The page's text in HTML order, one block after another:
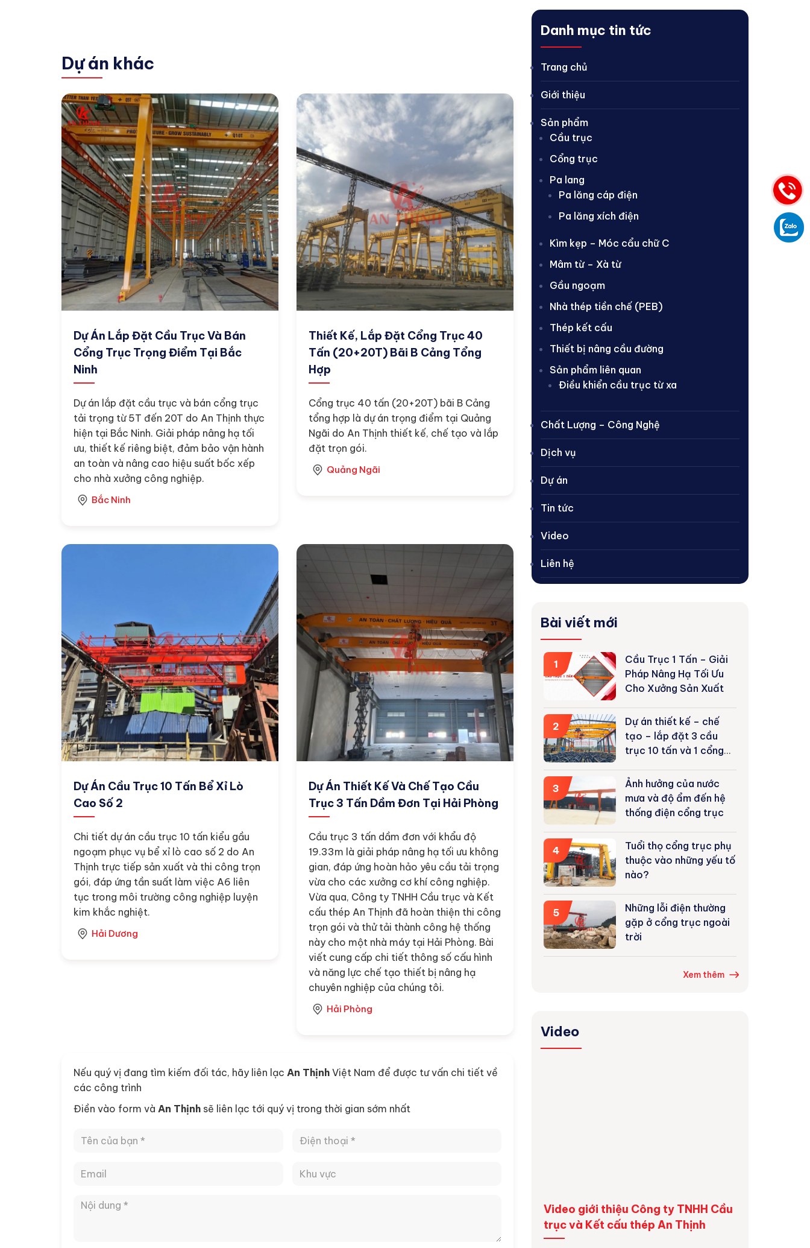
Dự án khác
Dự Án Lắp Đặt Cầu Trục Và Bán
Cổng Trục Trọng Điểm Tại Bắc
Ninh
Dự án lắp đặt cầu trục và bán cổng trục
tải trọng từ 5T đến 20T do An Thịnh thực
hiện tại Bắc Ninh. Giải pháp nâng hạ tối
ưu, thiết kế riêng biệt, đảm bảo vận hành
an toàn và nâng cao hiệu suất bốc xếp
cho nhà xưởng công nghiệp.
Bắc Ninh
Thiết Kế, Lắp Đặt Cổng Trục 40
Tấn (20+20T) Bãi B Cảng Tổng
Hợp
Cổng trục 40 tấn (20+20T) bãi B Cảng
tổng hợp là dự án trọng điểm tại Quảng
Ngãi do An Thịnh thiết kế, chế tạo và lắp
đặt trọn gói.
Quảng Ngãi
Dự Án Cầu Trục 10 Tấn Bể Xỉ Lò
Cao Số 2
Chi tiết dự án cầu trục 10 tấn kiểu gầu
ngoạm phục vụ bể xỉ lò cao số 2 do An
Thịnh trực tiếp sản xuất và thi công trọn
gói, đáp ứng tần suất làm việc A6 liên
tục trong môi trường công nghiệp luyện
kim khắc nghiệt.
Hải Dương
Dự Án Thiết Kế Và Chế Tạo Cầu
Trục 3 Tấn Dầm Đơn Tại Hải Phòng
Cầu trục 3 tấn dầm đơn với khẩu độ
19.33m là giải pháp nâng hạ tối ưu không
gian, đáp ứng hoàn hảo yêu cầu tải trọng
vừa cho các xưởng cơ khí công nghiệp.
Vừa qua, Công ty TNHH Cầu trục và Kết
cấu thép An Thịnh đã hoàn thiện thi công
trọn gói và thử tải thành công hệ thống
này cho một nhà máy tại Hải Phòng. Bài
viết cung cấp chi tiết thông số cấu hình
và năng lực chế tạo thiết bị nâng hạ
chuyên nghiệp của chúng tôi.
Hải Phòng
Nếu quý vị đang tìm kiếm đối tác, hãy liên lạc An Thịnh Việt Nam để được tư vấn chi tiết về
các công trình
Điền vào form và An Thịnh sẽ liên lạc tới quý vị trong thời gian sớm nhất
Danh mục tin tức
Trang chủ
Giới thiệu
Sản phẩm
Cầu trục
Cổng trục
Pa lang
Pa lăng cáp điện
Pa lăng xích điện
Kìm kẹp – Móc cẩu chữ C
Mâm từ – Xà từ
Gầu ngoạm
Nhà thép tiền chế (PEB)
Thép kết cấu
Thiết bị nâng cầu đường
Sản phẩm liên quan
Điều khiển cầu trục từ xa
Chất Lượng – Công Nghệ
Dịch vụ
Dự án
Tin tức
Video
Liên hệ
Bài viết mới
1
Cầu Trục 1 Tấn – Giải
Pháp Nâng Hạ Tối Ưu
Cho Xưởng Sản Xuất
2
Dự án thiết kế – chế
tạo – lắp đặt 3 cầu
trục 10 tấn và 1 cổng
Quang
3
Ảnh hưởng của nước
mưa và độ ẩm đến hệ
thống điện cổng trục
4
Tuổi thọ cổng trục phụ
thuộc vào những yếu tố
nào?
5
Những lỗi điện thường
gặp ở cổng trục ngoài
trời
Xem thêm
Video
Video giới thiệu Công ty TNHH Cầu
trục và Kết cấu thép An Thịnh